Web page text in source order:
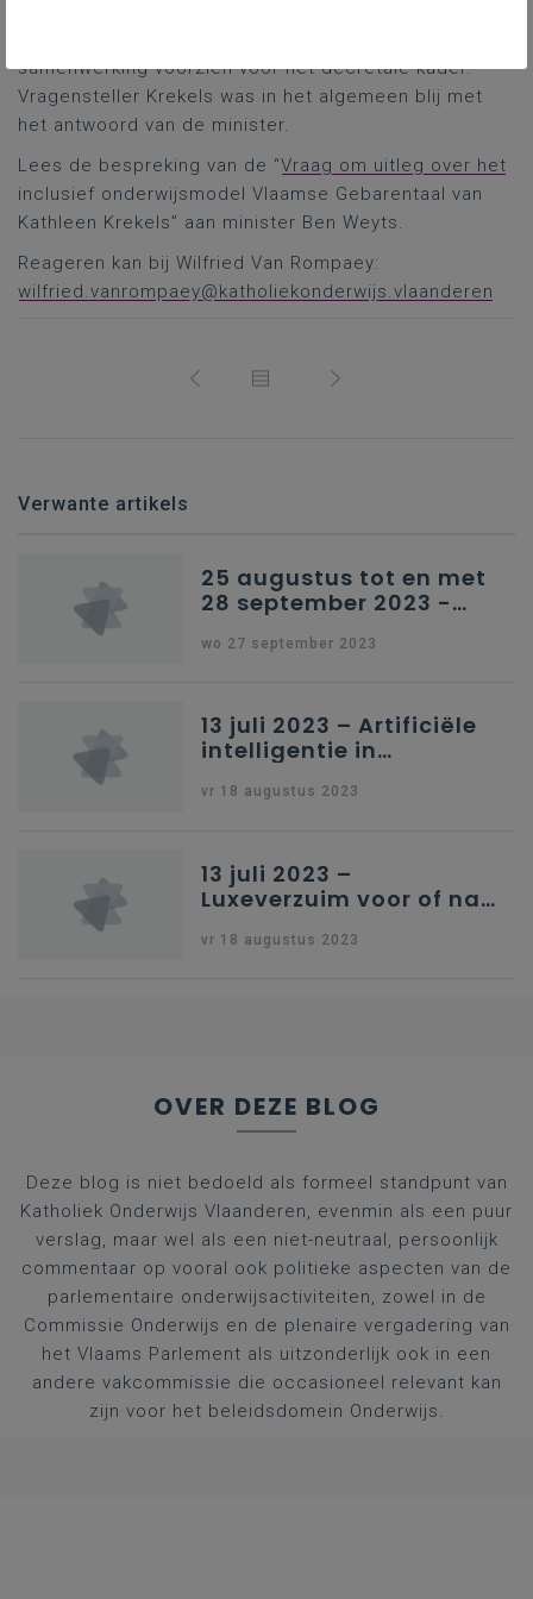
samenwerking voorzien voor het decretale kader.
Vragensteller Krekels was in het algemeen blij met
het antwoord van de minister.
Lees de bespreking van de “Vraag om uitleg over het
inclusief onderwijsmodel Vlaamse Gebarentaal van
Kathleen Krekels” aan minister Ben Weyts.
Reageren kan bij Wilfried Van Rompaey:
wilfried.vanrompaey@katholiekonderwijs.vlaanderen
Verwante artikels
25 augustus tot en met
28 september 2023 -
wo 27 september 2023
13 juli 2023 – Artificiële
intelligentie in
vr 18 augustus 2023
13 juli 2023 –
Luxeverzuim voor of na
vr 18 augustus 2023
OVER DEZE BLOG
Deze blog is niet bedoeld als formeel standpunt van
Katholiek Onderwijs Vlaanderen, evenmin als een puur
verslag, maar wel als een niet-neutraal, persoonlijk
commentaar op vooral ook politieke aspecten van de
parlementaire onderwijsactiviteiten, zowel in de
Commissie Onderwijs en de plenaire vergadering van
het Vlaams Parlement als uitzonderlijk ook in een
andere vakcommissie die occasioneel relevant kan
zijn voor het beleidsdomein Onderwijs.